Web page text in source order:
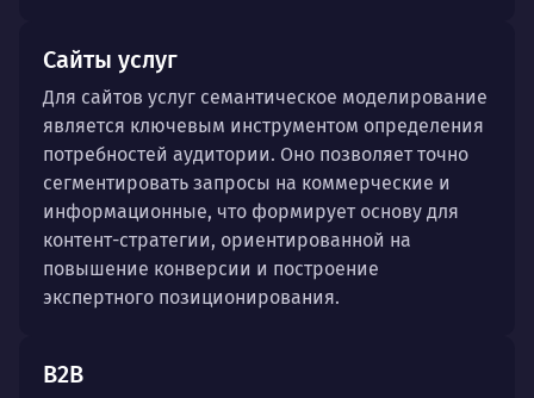
Сайты услуг
Для сайтов услуг семантическое моделирование
является ключевым инструментом определения
потребностей аудитории. Оно позволяет точно
сегментировать запросы на коммерческие и
информационные, что формирует основу для
контент-стратегии, ориентированной на
повышение конверсии и построение
экспертного позиционирования.
B2B